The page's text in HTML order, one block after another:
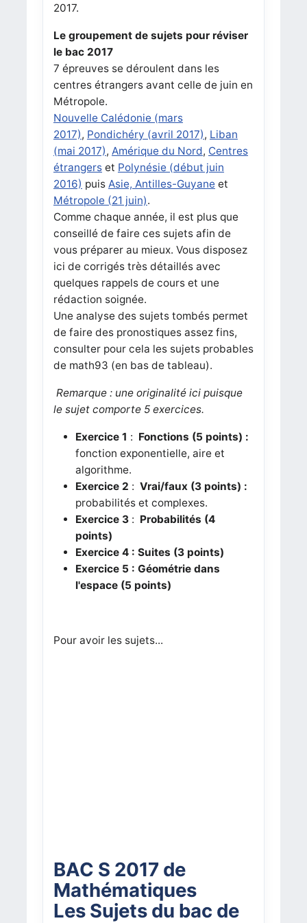
2017.
Le groupement de sujets pour réviser
le bac 2017
7 épreuves se déroulent dans les
centres étrangers avant celle de juin en
Métropole.
Nouvelle Calédonie (mars
2017), Pondichéry (avril 2017), Liban
(mai 2017), Amérique du Nord, Centres
étrangerset Polynésie (début juin
2016) puis Asie, Antilles-Guyane et
Métropole (21 juin).
Comme chaque année, il est plus que
conseillé de faire ces sujets afin de
vous préparer au mieux. Vous disposez
ici de corrigés très détaillés avec
quelques rappels de cours et une
rédaction soignée.
Une analyse des sujets tombés permet
de faire des pronostiques assez fins,
consulter pour cela les sujets probables
de math93 (en bas de tableau).
Remarque : une originalité ici puisque
le sujet comporte 5 exercices.
Exercice 1 : Fonctions (5 points) :
fonction exponentielle, aire et
algorithme.
Exercice 2 : Vrai/faux (3 points) :
probabilités et complexes.
Exercice 3: Probabilités (4
points)
Exercice 4 : Suites (3 points)
Exercice 5 : Géométrie dans
l'espace (5 points)
Pour avoir les sujets...
BAC S 2017 de
Mathématiques
Les Sujets du bac de